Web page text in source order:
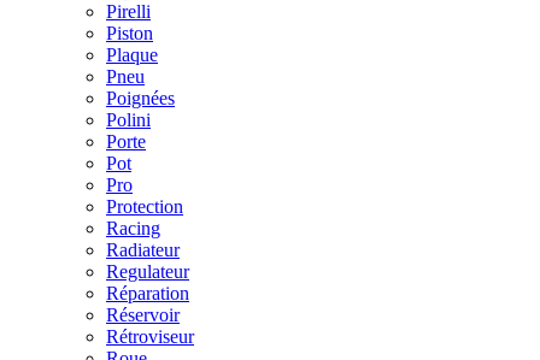
Pirelli
Piston
Plaque
Pneu
Poignées
Polini
Porte
Pot
Pro
Protection
Racing
Radiateur
Regulateur
Réparation
Réservoir
Rétroviseur